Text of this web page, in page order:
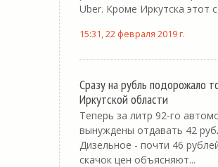
Uber. Кроме Иркутска этот
15:31, 22 февраля 2019 г.
Сразу на рубль подорожало
Иркутской области
Теперь за литр 92-го
вынуждены отдавать 42
Дизельное - почти 46
скачок цен объясняют...